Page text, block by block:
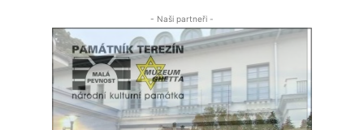
- Naši partneři -